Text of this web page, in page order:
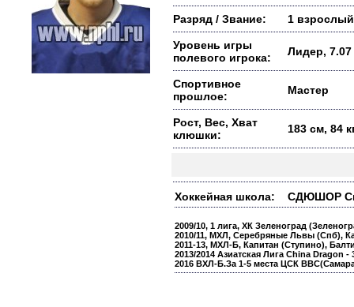
Разряд / Звание: 1
Уровень игры
полевого игрока:
Лидер, 7.07
Спортивное
прошлое:
Мастер
Рост, Вес, Хват
клюшки:
183 см, 84
Хоккейная школа: СДЮШОР
2009/10, 1 лига, ХК Зеленоград
2010/11, МХЛ, Серебряные Львы (Спб),
2011-13, МХЛ-Б, Капитан (Ступино),
2013/2014 Азиатская Лига China Dragon -
2016 ВХЛ-Б.За 1-5 места ЦСК